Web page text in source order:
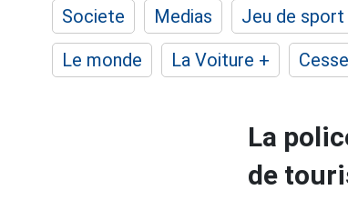
Societe Medias Jeu de sport
Le monde
La Voiture +
La
de